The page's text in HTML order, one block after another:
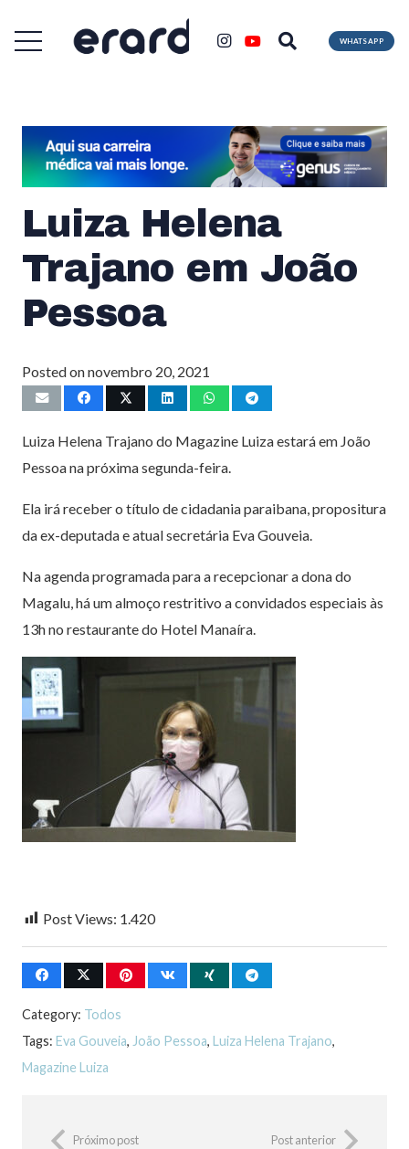
WHATSAPP
Luiza Helena
Trajano em João
Pessoa
Posted onnovembro 20, 2021
Luiza Helena Trajano do Magazine Luiza estará em João
Pessoa na próxima segunda-feira.
Ela irá receber o título de cidadania paraibana, propositura
da ex-deputada e atual secretária Eva Gouveia.
Na agenda programada para a recepcionar a dona do
Magalu, há um almoço restritivo a convidados especiais às
13h no restaurante do Hotel Manaíra.
Post Views: 1.420
Category: Todos
Tags: Eva Gouveia, João Pessoa, Luiza Helena Trajano,
Magazine Luiza
Próximo post Post anterior